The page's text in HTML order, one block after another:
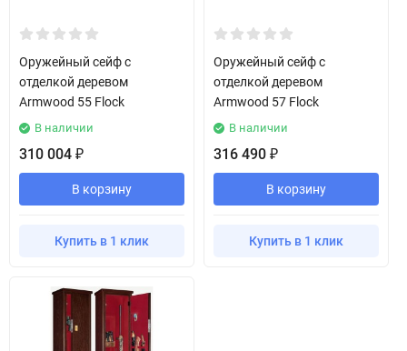
Оружейный сейф с
отделкой деревом
Armwood 55 Flock
В наличии
310 004 ₽
В корзину
Купить в 1 клик
Оружейный сейф с
отделкой деревом
Armwood 57 Flock
В наличии
316 490 ₽
В корзину
Купить в 1 клик